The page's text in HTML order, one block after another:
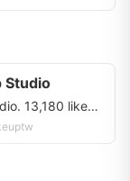
Studio
點點造型團隊 Point Makeup Studio. 13,180 likes · 120 talking about this. 溫柔而強大，我們是點點造型團隊。 提供婚禮造型/婚紗外拍造型/商業攝影梳化/個人梳化/彩妝教學/空間租借❤️ *作品集、方案、團隊招募請看👉 joy.link/pointmakeup